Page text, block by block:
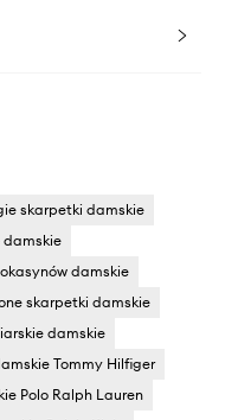
skarpetki damskie
damskie
damskie
skarpetki damskie
damskie
Tommy Hilfiger
Polo Ralph Lauren